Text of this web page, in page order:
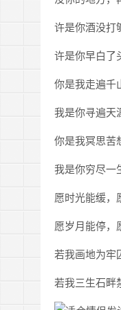
许是你酒没打
许是你早白了
你是我走遍千
我是你寻遍天
你是我冥思苦
我是你穷尽一
愿时光能缓，
愿岁月能停，
若我画地为牢
若我三生石畔